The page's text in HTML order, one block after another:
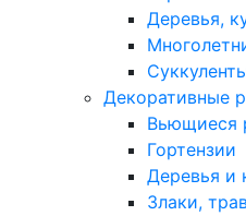
Деревья,
Декоративные
Вьющиеся
Гортензии
Деревья и
Злаки,